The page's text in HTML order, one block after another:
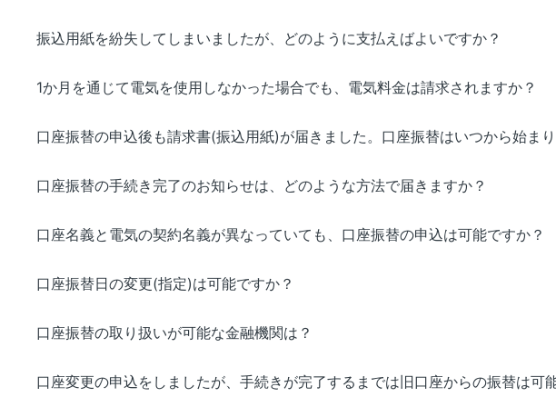
振込用紙を紛失してしまいましたが、どのように支払えばよいですか？
1か月を通じて電気を使用しなかった場合でも、電気料金は請求されますか？
口座振替の申込後も請求書(振込用紙)が届きました。口座振替はいつから始ま
口座振替の手続き完了のお知らせは、どのような方法で届きますか？
口座名義と電気の契約名義が異なっていても、口座振替の申込は可能ですか？
口座振替日の変更(指定)は可能ですか？
口座振替の取り扱いが可能な金融機関は？
口座変更の申込をしましたが、手続きが完了するまでは旧口座からの振替は可